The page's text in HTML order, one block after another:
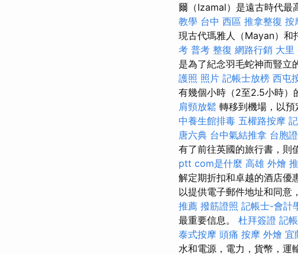
爾（Izamal）是遠古時代最
教學 台中 西區 推拿整復 按
現古代瑪雅人（Mayan）和
考 普考 整復 網路行銷 大里
是為了紀念羽毛蛇神而豎立
護照 照片 記帳士放榜 西屯
有幾個小時（2至2.5小時）
肩頸放鬆 轉移到機場，以預
中養生館排毒 五權路按摩
唐六典 台中氣結推拿 台胞
有了前往英國的旅行書，則
ptt com是什麼 高雄 外燴
解定期折扣和卓越的酒店優
以提供電子郵件地址和同意
推薦 撥筋證照 記帳士-會計
最重要信息。 杜拜簽證 記
泰式按摩 頭痛 按摩 外燴 宜
水和電源，電力，貨幣，運